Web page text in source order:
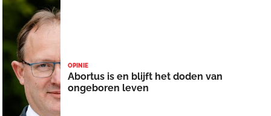
OPINIE
Abortus is en blijft het doden van
ongeboren leven